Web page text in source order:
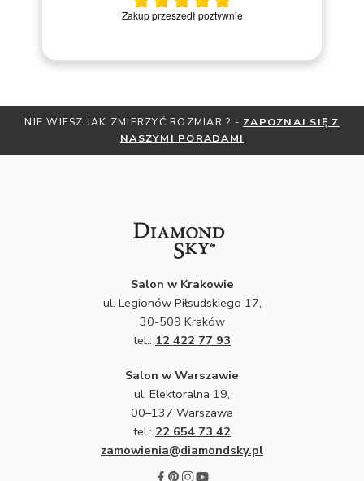
Zakup przeszedł poztywnie
NIE WIESZ JAK ZMIERZYĆ ROZMIAR ? - ZAPOZNAJ SIĘ Z
NASZYMI PORADAMI
Salon w Krakowie
ul. Legionów Piłsudskiego 17,
30-509 Kraków
tel.: 12 422 77 93
Salon w Warszawie
ul. Elektoralna 19,
00–137 Warszawa
tel.: 22 654 73 42
zamowienia@diamondsky.pl